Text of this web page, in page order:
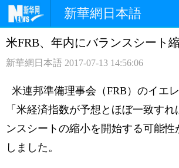
新華網日本語
ホームページ 政治
観光 評論
中日対訳
米FRB、年内にバランスシート
新華網日本語 2017-07-13 14:56:06
米連邦準備理事会（FRB）のイエレ
「米経済指数が予想とほぼ一致す
ンスシートの縮小を開始する可能性
しました。